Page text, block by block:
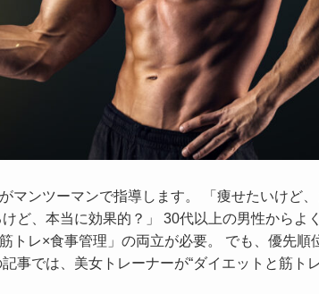
マンツーマンで指導します。 「痩せたいけど
ど、本当に効果的？」 30代以上の男性からよ
トレ×食事管理」の両立が必要。 でも、優先順
事では、美女トレーナーが“ダイエットと筋ト